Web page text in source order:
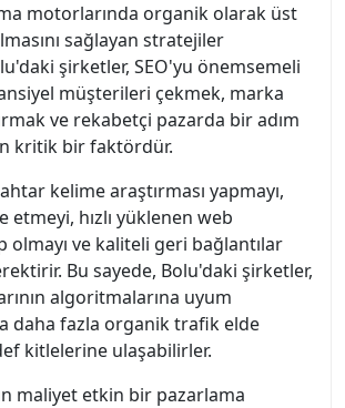
motorlarında organik olarak üst
sağlayan stratejiler
şirketler, SEO'yu önemsemeli
müşterileri çekmek, marka
ve rekabetçi pazarda bir adım
kritik bir faktördür.
kelime araştırması yapmayı,
etmeyi, hızlı yüklenen web
olmayı ve kaliteli geri bağlantılar
Bu sayede, Bolu'daki şirketler,
algoritmalarına uyum
daha fazla organik trafik elde
kitlelerine ulaşabilirler.
maliyet etkin bir pazarlama